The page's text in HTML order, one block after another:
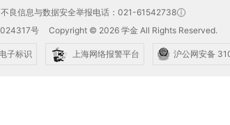
不良信息与数据安全举报电话：021-61542738
号 Copyright © 2026 学金 All Rights Reserved.
子标识 上海网络报警平台 沪公网安备